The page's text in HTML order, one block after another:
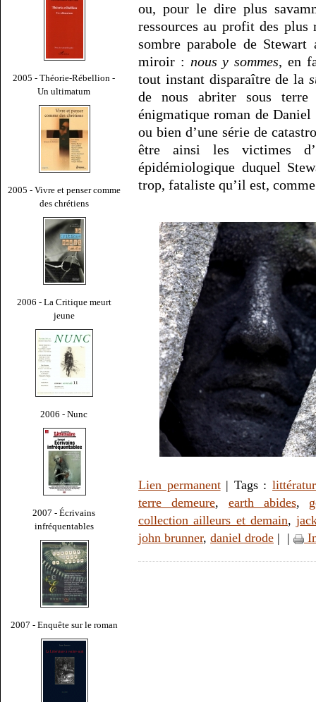
2005 - Théorie-Rébellion -
Un ultimatum
2005 - Vivre et penser comme
des chrétiens
2006 - La Critique meurt
jeune
2006 - Nunc
2007 - Écrivains
infréquentables
2007 - Enquête sur le roman
ou, pour le dire plus
ressources au profit des
sombre parabole de
miroir : nous y sommes, en
tout instant disparaître de la
de nous abriter sous
énigmatique roman de Daniel
ou bien d’une série de
être ainsi les victimes
épidémiologique duquel
trop, fataliste qu’il est,
Lien permanent| Tags :
terre demeure, earth abides,
collection ailleurs et demain,
john brunner, daniel drode | |